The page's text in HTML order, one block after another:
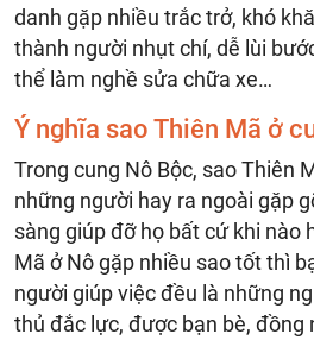
danh gặp nhiều trắc trở, khó
thành người nhụt chí, dễ lùi
thể làm nghề sửa chữa xe…
Ý nghĩa sao Thiên Mã ở
Trong cung Nô Bộc, sao Thiên
những người hay ra ngoài gặp
sàng giúp đỡ họ bất cứ khi nào
Mã ở Nô gặp nhiều sao tốt thì
người giúp việc đều là những
thủ đắc lực, được bạn bè, đồng